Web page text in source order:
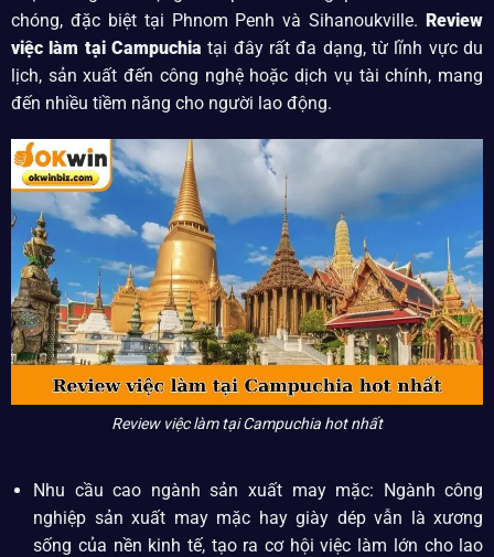
chóng, đặc biệt tại Phnom Penh và Sihanoukville.Review
việc làm tại Campuchia tại đây rất đa dạng, từ lĩnh vực du
lịch, sản xuất đến công nghệ hoặc dịch vụ tài chính, mang
đến nhiều tiềm năng cho người lao động.
Review việc làm tại Campuchia hot nhất
Nhu cầu cao ngành sản xuất may mặc: Ngành công
nghiệp sản xuất may mặc hay giày dép vẫn là xương
sống của nền kinh tế, tạo ra cơ hội việc làm lớn cho lao